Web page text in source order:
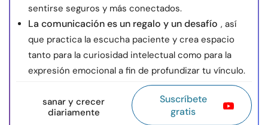
sentirse seguros y más conectados.
La comunicación es un regalo y un desafío , así
que practica la escucha paciente y crea espacio
tanto para la curiosidad intelectual como para la
expresión emocional a fin de profundizar tu vínculo.
sanar y crecer
diariamente
Suscríbete
gratis